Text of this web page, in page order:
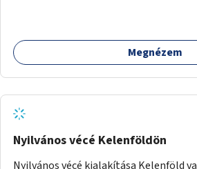
autizmussal vagy demenciával élő
Megnézem
Nyilvános vécé Kelenföldön
Nyilvános vécé kialakítása Kelenföld